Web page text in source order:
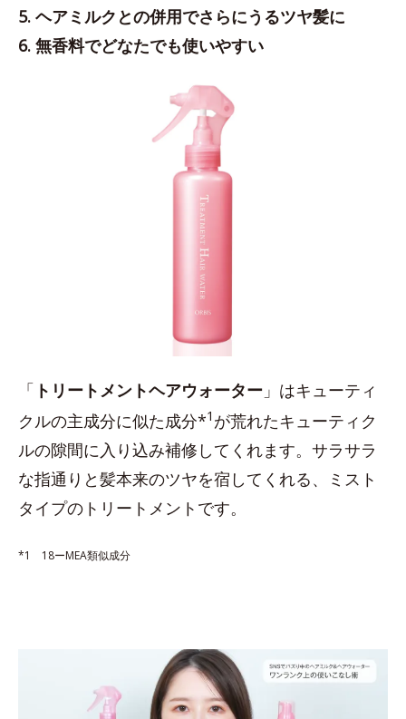
5. ヘアミルクとの併用でさらにうるツヤ髪に
6. 無香料でどなたでも使いやすい
「 トリートメントヘアウォーター 」はキューティ
クルの主成分に似た成分*1 が荒れたキューティク
ルの隙間に入り込み補修してくれます。サラサラ
な指通りと髪本来のツヤを宿してくれる、ミスト
タイプのトリートメントです。
*1 18ーMEA類似成分